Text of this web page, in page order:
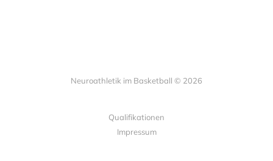
Neuroathletik im Basketball © 2026
Qualifikationen
Impressum